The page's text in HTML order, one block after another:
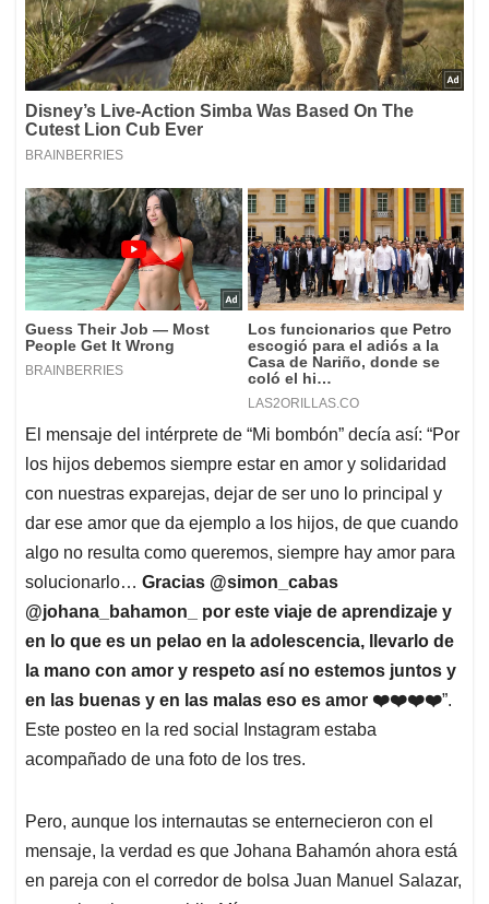
El mensaje del intérprete de “Mi bombón” decía así: “Por
los hijos debemos siempre estar en amor y solidaridad
con nuestras exparejas, dejar de ser uno lo principal y
dar ese amor que da ejemplo a los hijos, de que cuando
algo no resulta como queremos, siempre hay amor para
solucionarlo… Gracias @simon_cabas
@johana_bahamon_ por este viaje de aprendizaje y
en lo que es un pelao en la adolescencia, llevarlo de
la mano con amor y respeto así no estemos juntos y
en las buenas y en las malas eso es amor ❤❤❤❤”.
Este posteo en la red social Instagram estaba
acompañado de una foto de los tres.
Pero, aunque los internautas se enternecieron con el
mensaje, la verdad es que Johana Bahamón ahora está
en pareja con el corredor de bolsa Juan Manuel Salazar,